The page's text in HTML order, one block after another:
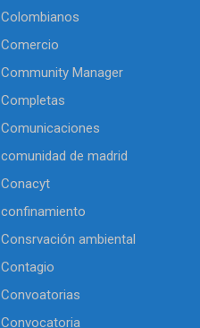
Colombianos
Comercio
Community Manager
Completas
Comunicaciones
comunidad de madrid
Conacyt
confinamiento
Consrvación ambiental
Contagio
Convoatorias
Convocatoria